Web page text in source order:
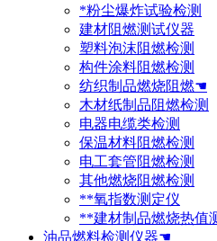
*粉尘爆炸试验检测
建材阻燃测试仪器
塑料泡沫阻燃检测
构件涂料阻燃检测
纺织制品燃烧阻燃☚
木材纸制品阻燃检测
电器电缆类检测
保温材料阻燃检测
电工套管阻燃检测
其他燃烧阻燃检测
**氧指数测定仪
**建材制品燃烧热值
油品燃料检测仪器☚